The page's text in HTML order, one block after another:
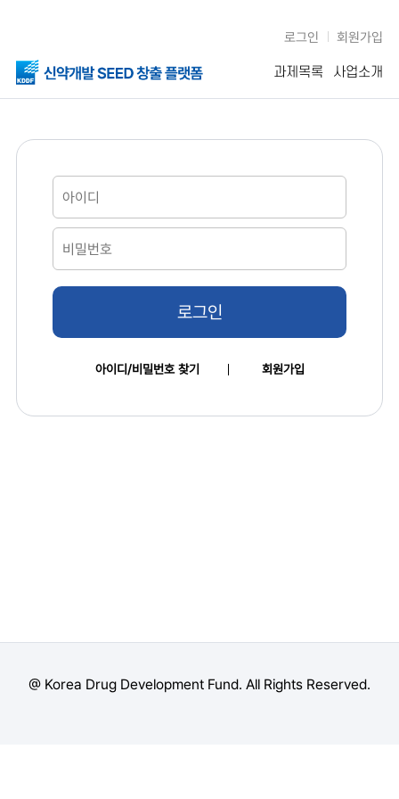
로그인 회원가입
과제목록 사업소개
로그인
아이디/비밀번호 찾기 회원가입
@ Korea Drug Development Fund. All Rights Reserved.